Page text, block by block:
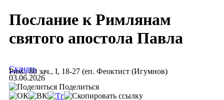
Послание к Римлянам
святого апостола Павла
Рим., 80 зач., I, 18-27 (еп. Феоктист (Игумнов)
Скачать
03.06.2026
Поделиться